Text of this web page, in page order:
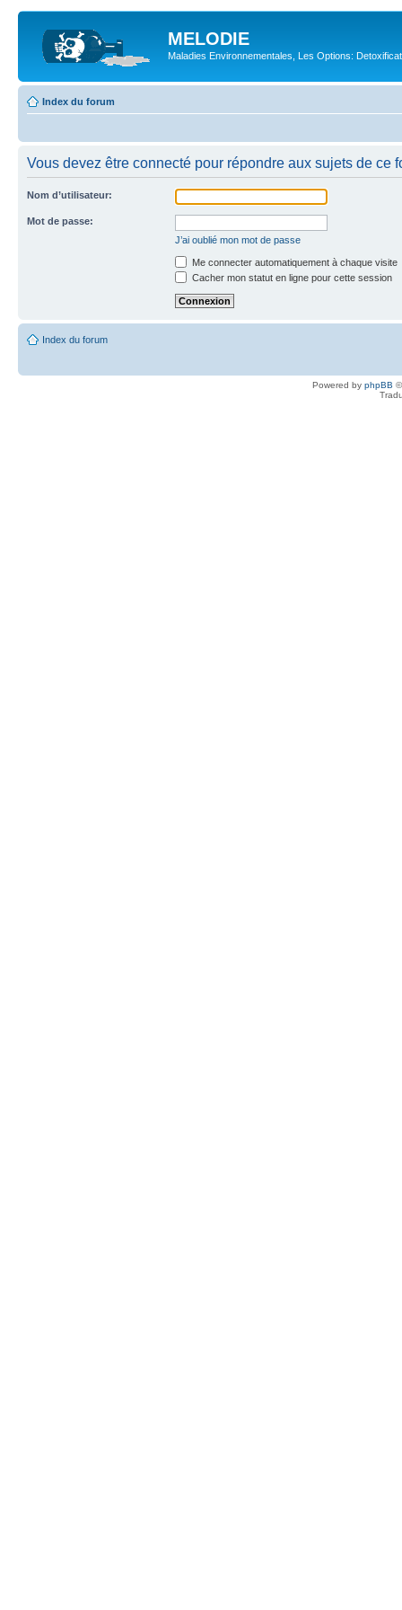
MELODIE
Maladies Environnementales, Les Options:
Index du forum
Vous devez être connecté pour répondre aux sujets de ce
Nom d’utilisateur:
Mot de passe:
J’ai oublié mon mot de passe
Me connecter automatiquement à chaque visite
Cacher mon statut en ligne pour cette session
Index du forum
Powered by phpBB